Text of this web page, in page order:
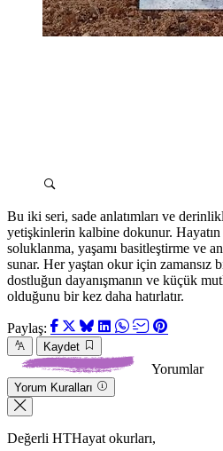
Bu iki seri, sade anlatımları ve
yetişkinlerin kalbine dokunur. Hayatın
soluklanma, yaşamı basitleştirme ve
sunar. Her yaştan okur için zamansız
dostluğun dayanışmanın ve küçük
olduğunu bir kez daha hatırlatır.
Paylaş:
Kaydet
Yorumlar
Yorum Kuralları
Değerli HTHayat okurları,